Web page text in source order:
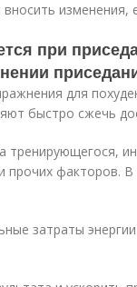
изменения,
при
для
быстро сжечь
тренирующегося,
факторов. В
затраты